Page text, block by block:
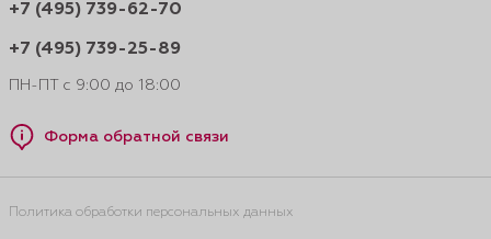
+7 (495) 739-62-70
+7 (495) 739-25-89
ПН-ПТ с 9:00 до 18:00
Форма обратной связи
Политика обработки персональных данных